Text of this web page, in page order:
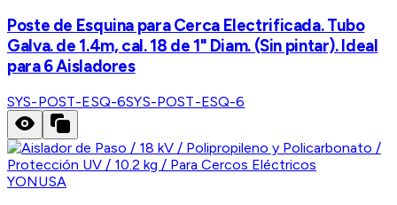
Poste de Esquina para Cerca Electrificada. Tubo
Galva. de 1.4m, cal. 18 de 1" Diam. (Sin pintar). Ideal
para 6 Aisladores
SYS-POST-ESQ-6SYS-POST-ESQ-6
YONUSA